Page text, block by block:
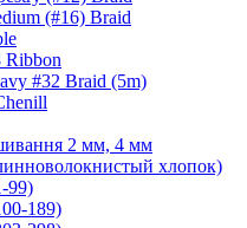
(#16) Braid
Ribbon
#32 Braid (5m)
2 мм, 4 мм
хлопок)
99)
189)